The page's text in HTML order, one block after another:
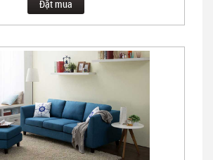
Đặt mua